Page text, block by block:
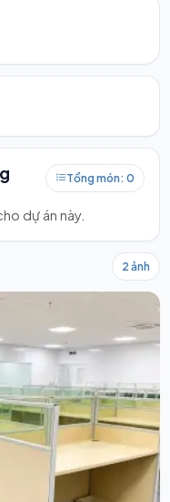
Tổng món: 0
dự án này.
2 ảnh